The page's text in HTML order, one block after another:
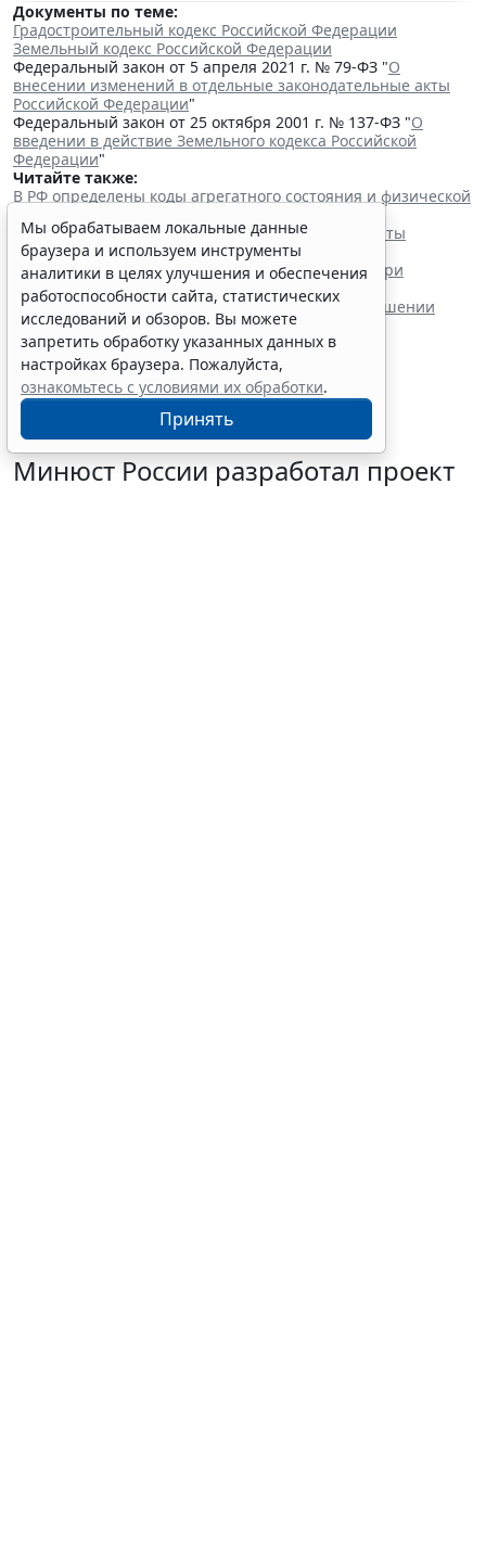
Документы по теме:
Градостроительный кодекс Российской Федерации
Земельный кодекс Российской Федерации
Федеральный закон от 5 апреля 2021 г. № 79-ФЗ "О
внесении изменений в отдельные законодательные акты
Российской Федерации"
Федеральный закон от 25 октября 2001 г. № 137-ФЗ "О
введении в действие Земельного кодекса Российской
Федерации"
Читайте также:
В РФ определены коды агрегатного состояния и физической
Порядок определения уровней физической защиты
радиационных объектов уточнили
Долг можно погасить через депозит нотариуса при
невозможности найти кредитора
ЦБ РФ дал разъяснения по ограничениям в отношении
вкладов иностранных кредиторов
Минюст России разработал проект
Мы обрабатываем локальные данные
браузера и используем инструменты
аналитики в целях улучшения и обеспечения
работоспособности сайта, статистических
исследований и обзоров. Вы можете
запретить обработку указанных данных в
настройках браузера. Пожалуйста,
ознакомьтесь с условиями их обработки.
Принять